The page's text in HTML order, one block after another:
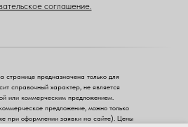
соглашение.
странице предназначена только для
справочный характер, не является
или коммерческим предложением.
предложение, можно только
при оформлении заявки на сайте). Цены